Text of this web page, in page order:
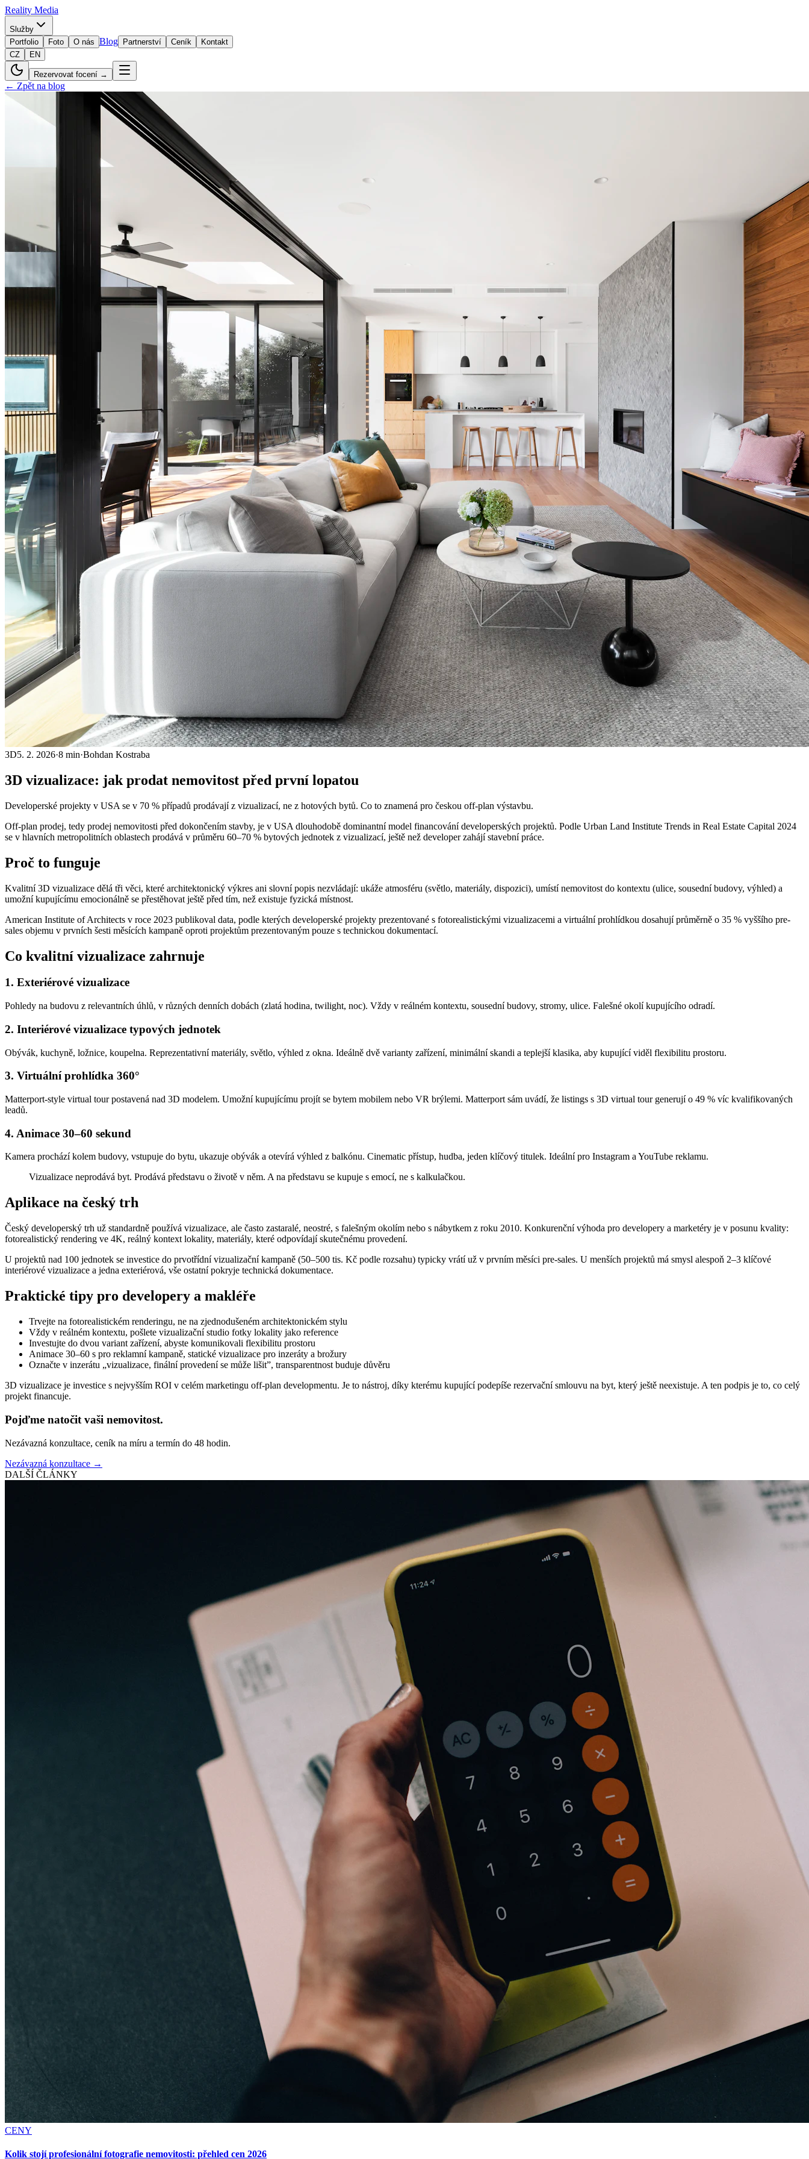
Reality Media
Služby
Portfolio
Foto O nás Blog Partnerství Ceník
Kontakt
CZ
EN
Rezervovat focení →
← Zpět na blog
3D5. 2. 2026·8 min·Bohdan Kostraba
3D vizualizace: jak prodat nemovitost před první lopatou
Developerské projekty v USA se v 70 % případů prodávají z vizualizací, ne z hotových bytů. Co to znamená pro českou off-plan výstavbu.
Off-plan prodej, tedy prodej nemovitosti před dokončením stavby, je v USA dlouhodobě dominantní model financování developerských projektů. Podle Urban Land Institute Trends in Real Estate Capital 2024
se v hlavních metropolitních oblastech prodává v průměru 60–70 % bytových jednotek z vizualizací, ještě než developer zahájí stavební práce.
Proč to funguje
Kvalitní 3D vizualizace dělá tři věci, které architektonický výkres ani slovní popis nezvládají: ukáže atmosféru (světlo, materiály, dispozici), umístí nemovitost do kontextu (ulice, sousední budovy, výhled) a
umožní kupujícímu emocionálně se přestěhovat ještě před tím, než existuje fyzická místnost.
American Institute of Architects v roce 2023 publikoval data, podle kterých developerské projekty prezentované s fotorealistickými vizualizacemi a virtuální prohlídkou dosahují průměrně o 35 % vyššího pre-
sales objemu v prvních šesti měsících kampaně oproti projektům prezentovaným pouze s technickou dokumentací.
Co kvalitní vizualizace zahrnuje
1. Exteriérové vizualizace
Pohledy na budovu z relevantních úhlů, v různých denních dobách (zlatá hodina, twilight, noc). Vždy v reálném kontextu, sousední budovy, stromy, ulice. Falešné okolí kupujícího odradí.
2. Interiérové vizualizace typových jednotek
Obývák, kuchyně, ložnice, koupelna. Reprezentativní materiály, světlo, výhled z okna. Ideálně dvě varianty zařízení, minimální skandi a teplejší klasika, aby kupující viděl flexibilitu prostoru.
3. Virtuální prohlídka 360°
Matterport-style virtual tour postavená nad 3D modelem. Umožní kupujícímu projít se bytem mobilem nebo VR brýlemi. Matterport sám uvádí, že listings s 3D virtual tour generují o 49 % víc kvalifikovaných
leadů.
4. Animace 30–60 sekund
Kamera prochází kolem budovy, vstupuje do bytu, ukazuje obývák a otevírá výhled z balkónu. Cinematic přístup, hudba, jeden klíčový titulek. Ideální pro Instagram a YouTube reklamu.
Vizualizace neprodává byt. Prodává představu o životě v něm. A na představu se kupuje s emocí, ne s kalkulačkou.
Aplikace na český trh
Český developerský trh už standardně používá vizualizace, ale často zastaralé, neostré, s falešným okolím nebo s nábytkem z roku 2010. Konkurenční výhoda pro developery a marketéry je v posunu kvality:
fotorealistický rendering ve 4K, reálný kontext lokality, materiály, které odpovídají skutečnému provedení.
U projektů nad 100 jednotek se investice do prvotřídní vizualizační kampaně (50–500 tis. Kč podle rozsahu) typicky vrátí už v prvním měsíci pre-sales. U menších projektů má smysl alespoň 2–3 klíčové
interiérové vizualizace a jedna exteriérová, vše ostatní pokryje technická dokumentace.
Praktické tipy pro developery a makléře
Trvejte na fotorealistickém renderingu, ne na zjednodušeném architektonickém stylu
Vždy v reálném kontextu, pošlete vizualizační studio fotky lokality jako reference
Investujte do dvou variant zařízení, abyste komunikovali flexibilitu prostoru
Animace 30–60 s pro reklamní kampaně, statické vizualizace pro inzeráty a brožury
Označte v inzerátu „vizualizace, finální provedení se může lišit”, transparentnost buduje důvěru
3D vizualizace je investice s nejvyšším ROI v celém marketingu off-plan developmentu. Je to nástroj, díky kterému kupující podepíše rezervační smlouvu na byt, který ještě neexistuje. A ten podpis je to, co celý
projekt financuje.
Pojďme natočit vaši nemovitost.
Nezávazná konzultace, ceník na míru a termín do 48 hodin.
Nezávazná konzultace →
DALŠÍ ČLÁNKY
CENY
Kolik stojí profesionální fotografie nemovitosti: přehled cen 2026